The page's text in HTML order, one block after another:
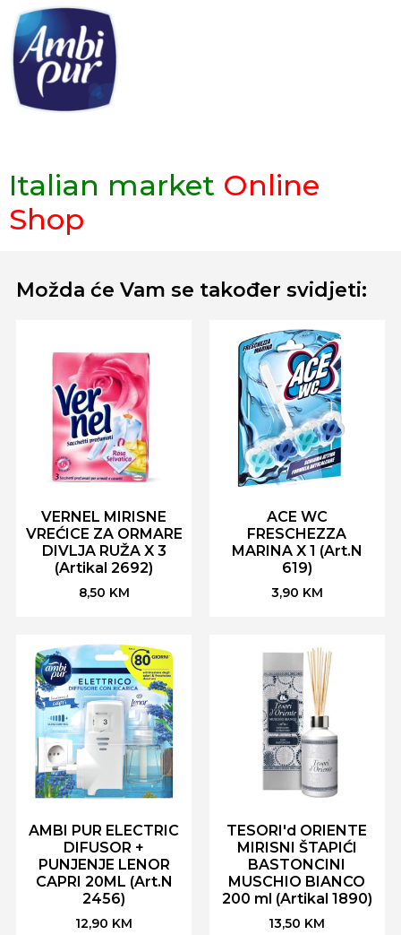
Italian market Online
Shop
Možda će Vam se također svidjeti:
VERNEL MIRISNE
VREĆICE ZA ORMARE
DIVLJA RUŽA X 3
(Artikal 2692)
8,50 KM
ACE WC
FRESCHEZZA
MARINA X 1 (Art.N
619)
3,90 KM
AMBI PUR ELECTRIC
DIFUSOR +
PUNJENJE LENOR
CAPRI 20ML (Art.N
2456)
12,90 KM
TESORI'd ORIENTE
MIRISNI ŠTAPIĆI
BASTONCINI
MUSCHIO BIANCO
200 ml (Artikal 1890)
13,50 KM